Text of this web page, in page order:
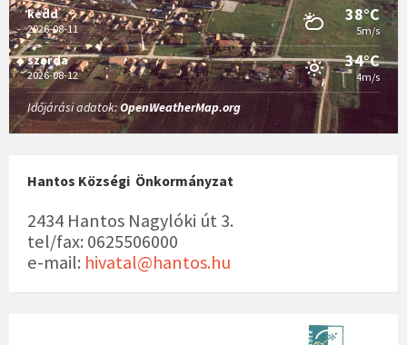
kedd
2026-08-11
38°C
5m/s
szerda
2026-08-12
34°C
4m/s
Időjárási adatok:OpenWeatherMap.org
Hantos Községi Önkormányzat
2434 Hantos Nagylóki út 3.
tel/fax: 0625506000
e-mail: hivatal@hantos.hu